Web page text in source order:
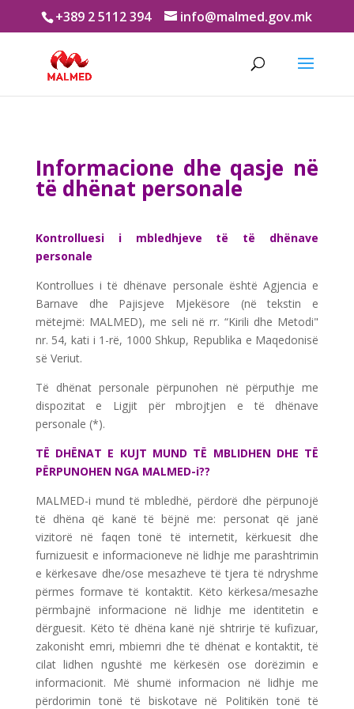
+389 2 5112 394 info@malmed.gov.mk
Informacione dhe qasje në
të dhënat personale
Kontrolluesi i mbledhjeve të të dhënave
personale
Kontrollues i të dhënave personale është Agjencia e
Barnave dhe Pajisjeve Mjekësore (në tekstin e
mëtejmë: MALMED), me seli në rr. “Kirili dhe Metodi"
nr. 54, kati i 1-rë, 1000 Shkup, Republika e Maqedonisë
së Veriut.
Të dhënat personale përpunohen në përputhje me
dispozitat e Ligjit për mbrojtjen e të dhënave
personale (*).
TË DHËNAT E KUJT MUND TË MBLIDHEN DHE TË
PËRPUNOHEN NGA MALMED-i??
MALMED-i mund të mbledhë, përdorë dhe përpunojë
të dhëna që kanë të bëjnë me: personat që janë
vizitorë në faqen tonë të internetit, kërkuesit dhe
furnizuesit e informacioneve në lidhje me parashtrimin
e kërkesave dhe/ose mesazheve të tjera të ndryshme
përmes formave të kontaktit. Këto kërkesa/mesazhe
përmbajnë informacione në lidhje me identitetin e
dërguesit. Këto të dhëna kanë një shtrirje të kufizuar,
zakonisht emri, mbiemri dhe të dhënat e kontaktit, të
cilat lidhen ngushtë me kërkesën ose dorëzimin e
informacionit. Më shumë informacion në lidhje me
përdorimin tonë të biskotave në Politikën tonë të